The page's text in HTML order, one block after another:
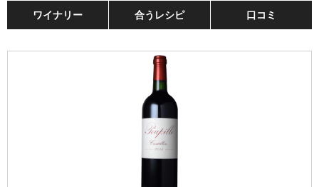
ワイナリー 合うレシピ 口コミ